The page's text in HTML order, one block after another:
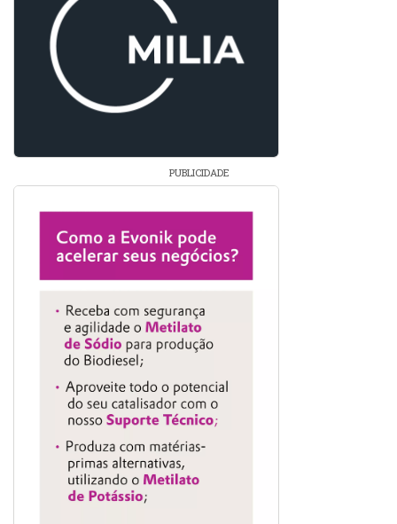
PUBLICIDADE